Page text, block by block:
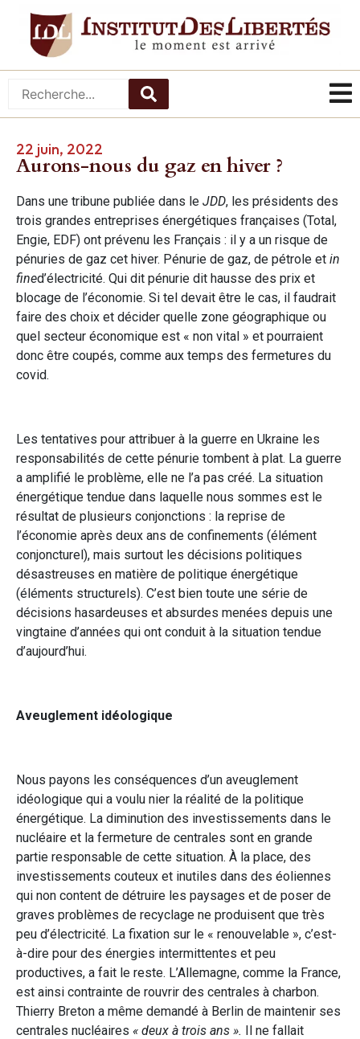
22 juin, 2022
Aurons-nous du gaz en hiver ?
Dans une tribune publiée dans le JDD, les présidents des
trois grandes entreprises énergétiques françaises (Total,
Engie, EDF) ont prévenu les Français : il y a un risque de
pénuries de gaz cet hiver. Pénurie de gaz, de pétrole et in
fined’électricité. Qui dit pénurie dit hausse des prix et
blocage de l’économie. Si tel devait être le cas, il faudrait
faire des choix et décider quelle zone géographique ou
quel secteur économique est « non vital » et pourraient
donc être coupés, comme aux temps des fermetures du
covid.
Les tentatives pour attribuer à la guerre en Ukraine les
responsabilités de cette pénurie tombent à plat. La guerre
a amplifié le problème, elle ne l’a pas créé. La situation
énergétique tendue dans laquelle nous sommes est le
résultat de plusieurs conjonctions : la reprise de
l’économie après deux ans de confinements (élément
conjoncturel), mais surtout les décisions politiques
désastreuses en matière de politique énergétique
(éléments structurels). C’est bien toute une série de
décisions hasardeuses et absurdes menées depuis une
vingtaine d’années qui ont conduit à la situation tendue
d’aujourd’hui.
Aveuglement idéologique
Nous payons les conséquences d’un aveuglement
idéologique qui a voulu nier la réalité de la politique
énergétique. La diminution des investissements dans le
nucléaire et la fermeture de centrales sont en grande
partie responsable de cette situation. À la place, des
investissements couteux et inutiles dans des éoliennes
qui non content de détruire les paysages et de poser de
graves problèmes de recyclage ne produisent que très
peu d’électricité. La fixation sur le « renouvelable », c’est-
à-dire pour des énergies intermittentes et peu
productives, a fait le reste. L’Allemagne, comme la France,
est ainsi contrainte de rouvrir des centrales à charbon.
Thierry Breton a même demandé à Berlin de maintenir ses
centrales nucléaires « deux à trois ans ». Il ne fallait